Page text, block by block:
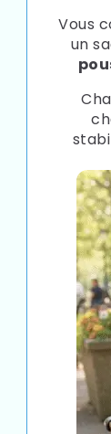
Vous
un